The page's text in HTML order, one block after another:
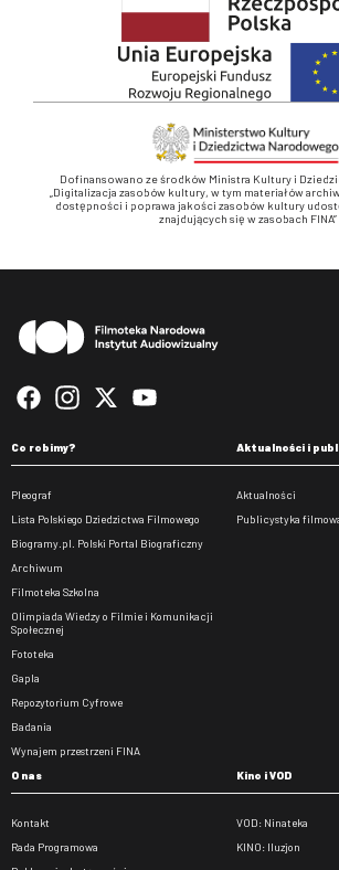
Dofinansowano ze środków Ministra Kultury i
„Digitalizacja zasobów kultury, w tym materiałów
dostępności i poprawa jakości zasobów kultury
znajdujących się w zasobach FINA”
Co robimy?
Pleograf
Lista Polskiego Dziedzictwa Filmowego
Biogramy.pl. Polski Portal Biograficzny
Archiwum
Filmoteka Szkolna
Olimpiada Wiedzy o Filmie i Komunikacji
Społecznej
Fototeka
Gapla
Repozytorium Cyfrowe
Badania
Wynajem przestrzeni FINA
Aktualności i
Aktualności
Publicystyka
O nas
Kontakt
Rada Programowa
Kino i VOD
VOD: Ninateka
KINO: Iluzjon